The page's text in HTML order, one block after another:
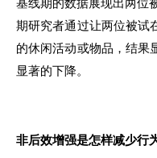
期研究者通过让两位被试
的休闲活动或物品，结果
显著的下降。
非后效增强是怎样减少行